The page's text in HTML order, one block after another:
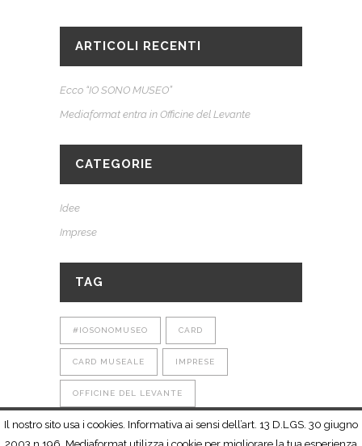
ARTICOLI RECENTI
Ecco “IO SONO MUSEO”
Mediaformat entra in Officine del Levante
CATEGORIE
Idee
Imprese
TAG
#IOSONOMUSEO CARD
CARD MUSEALE IMPRESE
OFFICINE DEL LEVANTE
Il nostro sito usa i cookies. Informativa ai sensi dell’art. 13 D.LGS. 30 giugno